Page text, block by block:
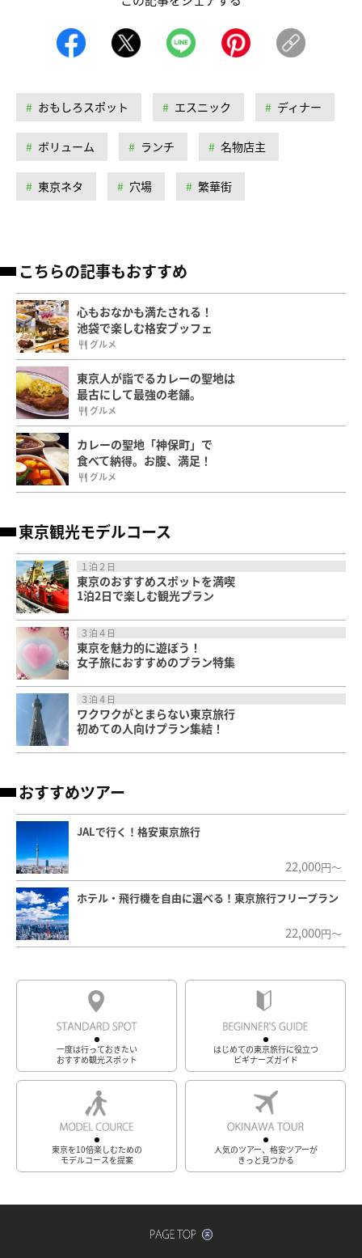
おもしろスポット エスニック ディナー
ボリューム ランチ 名物店主
東京ネタ 穴場 繁華街
こちらの記事もおすすめ
心もおなかも満たされる！
池袋で楽しむ格安ブッフェ
グルメ
東京人が詣でるカレーの聖地は
最古にして最強の老舗。
グルメ
カレーの聖地「神保町」で
食べて納得。お腹、満足！
グルメ
東京観光モデルコース
１泊２日
東京のおすすめスポットを満喫
1泊2日で楽しむ観光プラン
３泊４日
東京を魅力的に遊ぼう！
女子旅におすすめのプラン特集
３泊４日
ワクワクがとまらない東京旅行
初めての人向けプラン集結！
おすすめツアー
JALで行く！格安東京旅行
22,000円～
ホテル・飛行機を自由に選べる！東京旅行フリープラン
22,000円～
一度は行っておきたい
おすすめ観光スポット
はじめての東京旅行に役立つ
ビギナーズガイド
東京を10倍楽しむための
モデルコースを提案
人気のツアー、格安ツアーが
きっと見つかる